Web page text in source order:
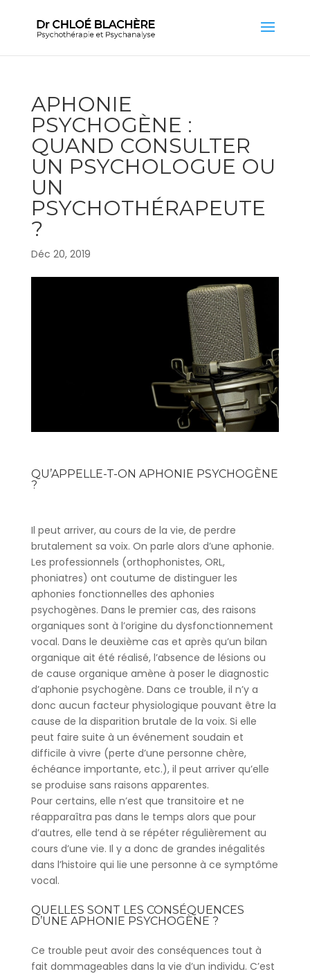
APHONIE
PSYCHOGÈNE :
QUAND CONSULTER
UN PSYCHOLOGUE OU
UN
PSYCHOTHÉRAPEUTE
?
Déc 20, 2019
QU’APPELLE-T-ON APHONIE PSYCHOGÈNE
?
Il peut arriver, au cours de la vie, de perdre
brutalement sa voix. On parle alors d’une aphonie.
Les professionnels (orthophonistes, ORL,
phoniatres) ont coutume de distinguer les
aphonies fonctionnelles des aphonies
psychogènes. Dans le premier cas, des raisons
organiques sont à l’origine du dysfonctionnement
vocal. Dans le deuxième cas et après qu’un bilan
organique ait été réalisé, l’absence de lésions ou
de cause organique amène à poser le diagnostic
d’aphonie psychogène. Dans ce trouble, il n’y a
donc aucun facteur physiologique pouvant être la
cause de la disparition brutale de la voix. Si elle
peut faire suite à un événement soudain et
difficile à vivre (perte d’une personne chère,
échéance importante, etc.), il peut arriver qu’elle
se produise sans raisons apparentes.
Pour certains, elle n’est que transitoire et ne
réapparaîtra pas dans le temps alors que pour
d’autres, elle tend à se répéter régulièrement au
cours d’une vie. Il y a donc de grandes inégalités
dans l’histoire qui lie une personne à ce symptôme
vocal.
QUELLES SONT LES CONSÉQUENCES
D’UNE APHONIE PSYCHOGÈNE ?
Ce trouble peut avoir des conséquences tout à
fait dommageables dans la vie d’un individu. C’est